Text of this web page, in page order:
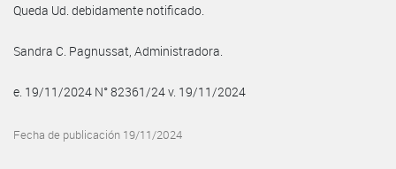
Queda Ud. debidamente notificado.
Sandra C. Pagnussat, Administradora.
e. 19/11/2024 N° 82361/24 v. 19/11/2024
Fecha de publicación 19/11/2024